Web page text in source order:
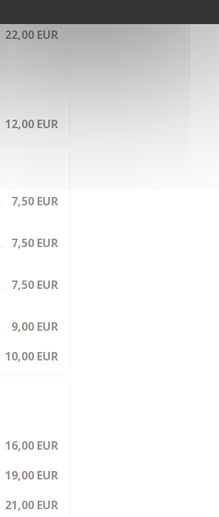
22,00 EUR
12,00 EUR
7,50 EUR
7,50 EUR
7,50 EUR
9,00 EUR
10,00 EUR
16,00 EUR
19,00 EUR
21,00 EUR